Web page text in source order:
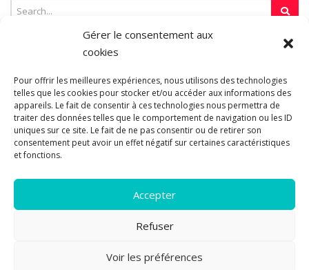
Gérer le consentement aux
cookies
Pour offrir les meilleures expériences, nous utilisons des technologies
telles que les cookies pour stocker et/ou accéder aux informations des
appareils. Le fait de consentir à ces technologies nous permettra de
traiter des données telles que le comportement de navigation ou les ID
uniques sur ce site. Le fait de ne pas consentir ou de retirer son
consentement peut avoir un effet négatif sur certaines caractéristiques
et fonctions.
Accepter
Refuser
Voir les préférences
SUR LA TOILE…
Blogroll
de cookies.